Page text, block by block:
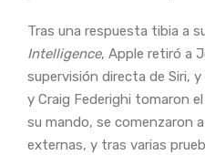
Tras una respuesta tibia a
Intelligence, Apple retiró a
supervisión directa de Siri, y
y Craig Federighi tomaron
su mando, se comenzaron
externas, y tras varias